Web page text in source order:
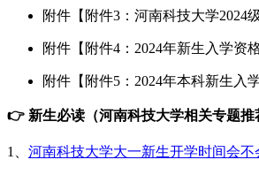
附件【附件3：河南科技大学2024
附件【附件4：2024年新生入学资
附件【附件5：2024年本科新生入
👉 新生必读（河南科技大学相关专题推
1、 河南科技大学大一新生开学时间会不